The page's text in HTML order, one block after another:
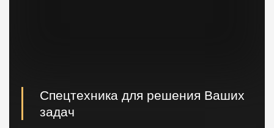
Спецтехника для решения Ваших
задач